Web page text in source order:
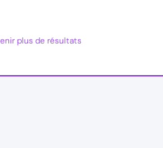
plus de résultats